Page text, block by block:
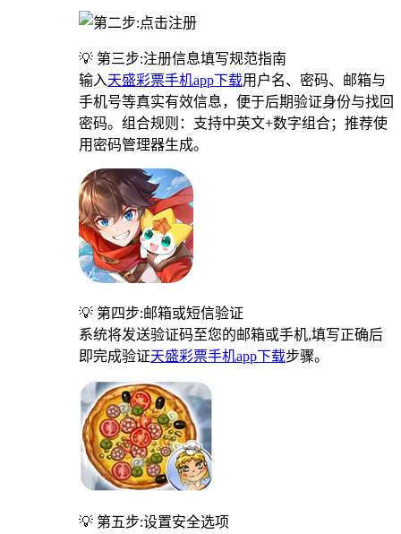
💡 第三步:注册信息填写规范指南
输入天盛彩票手机app下载用户名、密码、邮箱与
手机号等真实有效信息，便于后期验证身份与找回
密码。组合规则：支持中英文+数字组合；推荐使
用密码管理器生成。
💡 第四步:邮箱或短信验证
系统将发送验证码至您的邮箱或手机,填写正确后
即完成验证天盛彩票手机app下载步骤。
💡 第五步:设置安全选项